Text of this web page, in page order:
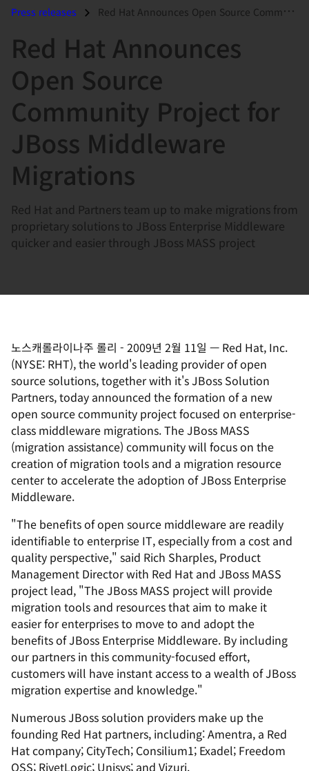
Press releases Red Hat Announces Open Source Community Project for JBoss Middleware M...
Red Hat Announces
Open Source
Community Project for
JBoss Middleware
Migrations
Red Hat and Partners team up to make migrations from
proprietary solutions to JBoss Enterprise Middleware
quicker and easier through JBoss MASS project
노스캐롤라이나주 롤리 - 2009년 2월 11일 — Red Hat, Inc.
(NYSE: RHT), the world's leading provider of open
source solutions, together with it's JBoss Solution
Partners, today announced the formation of a new
open source community project focused on enterprise-
class middleware migrations. The JBoss MASS
(migration assistance) community will focus on the
creation of migration tools and a migration resource
center to accelerate the adoption of JBoss Enterprise
Middleware.
"The benefits of open source middleware are readily
identifiable to enterprise IT, especially from a cost and
quality perspective," said Rich Sharples, Product
Management Director with Red Hat and JBoss MASS
project lead, "The JBoss MASS project will provide
migration tools and resources that aim to make it
easier for enterprises to move to and adopt the
benefits of JBoss Enterprise Middleware. By including
our partners in this community-focused effort,
customers will have instant access to a wealth of JBoss
migration expertise and knowledge."
Numerous JBoss solution providers make up the
founding Red Hat partners, including: Amentra, a Red
Hat company; CityTech; Consilium1; Exadel; Freedom
OSS; RivetLogic; Unisys; and Vizuri.